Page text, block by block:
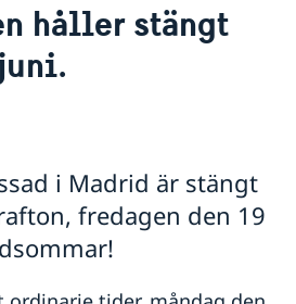
företag
i Spanien
håller stängt
i Madrid är stängt
fredagen den 19